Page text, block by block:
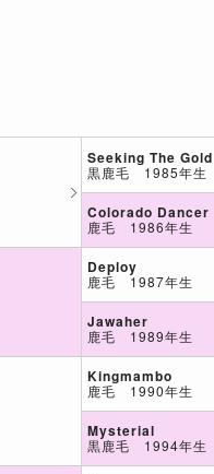
Seeking The Gold
黒鹿毛 1985年生
Colorado Dancer
鹿毛 1986年生
Deploy
鹿毛 1987年生
Jawaher
鹿毛 1989年生
Kingmambo
鹿毛 1990年生
Mysterial
黒鹿毛 1994年生